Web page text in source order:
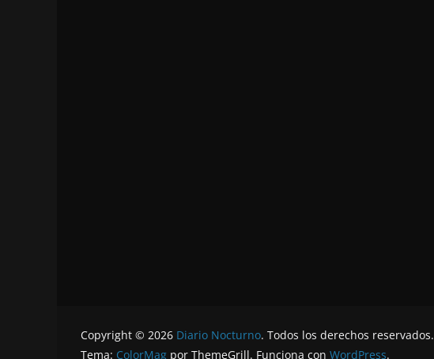
Copyright © 2026 Diario Nocturno. Todos los derechos reservados.
Tema: ColorMag por ThemeGrill. Funciona con WordPress.